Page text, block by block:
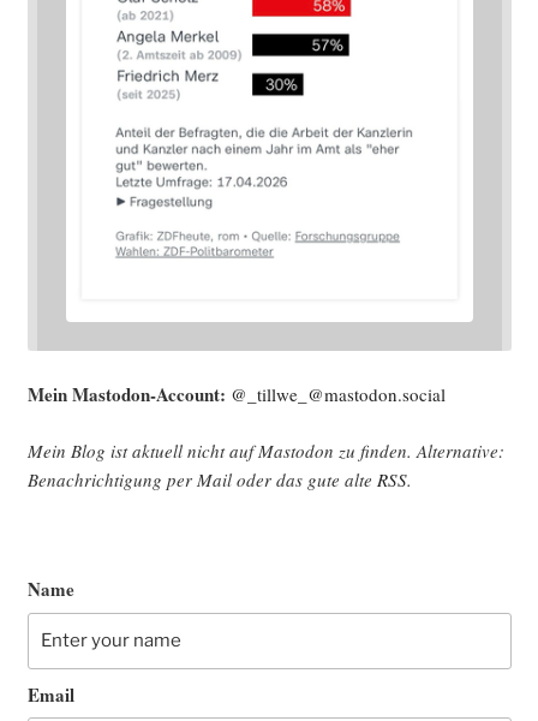
Mein Mast­o­don-Account: @_tillwe_@mastodon.social
Mein Blog ist aktu­ell nicht auf Mast­o­don zu fin­den. Alter­na­ti­ve:
Benach­rich­ti­gung per Mail oder das gute alte RSS.
Name
Email